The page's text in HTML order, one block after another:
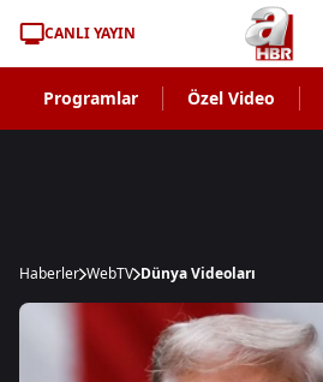
CANLI YAYIN
Programlar Özel Video
Haberler WebTV Dünya Videoları